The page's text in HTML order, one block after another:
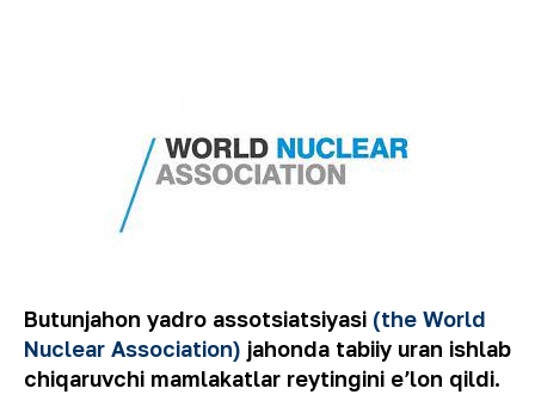
Butunjahon yadro assotsiatsiyasi (the World
Nuclear Association) jahonda tabiiy uran ishlab
chiqaruvchi mamlakatlar reytingini eʼlon qildi.